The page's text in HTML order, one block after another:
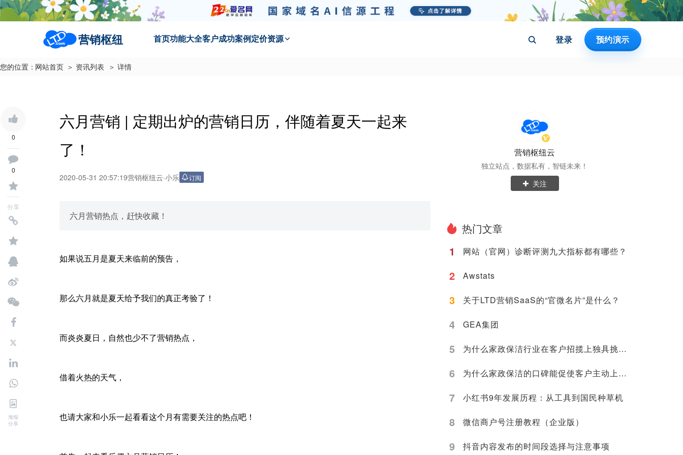
营销枢纽 首页功能大全客户成功案例 定价资源 登录 预约演示
您的位置： 网站首页 ＞ 资讯列表 ＞ 详情
0
0
分享
海报
分享
六月营销 | 定期出炉的营销日历，伴随着夏天一起来
了！
2020-05-31 20:57:19营销枢纽云·小乐 订阅
六月营销热点，赶快收藏！
如果说五月是夏天来临前的预告，
那么六月就是夏天给予我们的真正考验了！
而炎炎夏日，自然也少不了营销热点，
借着火热的天气，
也请大家和小乐一起看看这个月有需要关注的热点吧！
营销枢纽云
独立站点，数据私有，智链未来！
关注
热门文章
1
网站（官网）诊断评测九大指标都有哪些？
2 Awstats
3 关于LTD营销SaaS的“官微名片”是什么？
4 GEA集团
5 为什么家政保洁行业在客户招揽上独具挑战？
6 为什么家政保洁的口碑能促使客户主动上门？
7 小红书9年发展历程：从工具到国民种草机
8 微信商户号注册教程（企业版）
9 抖音内容发布的时间段选择与注意事项